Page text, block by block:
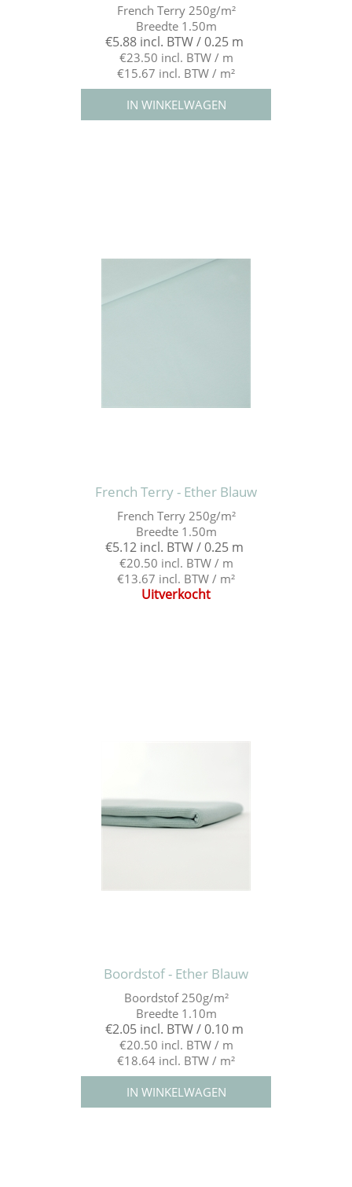
French Terry 250g/m²
Breedte 1.50m
€5.88 incl. BTW / 0.25 m
€23.50 incl. BTW / m
€15.67 incl. BTW / m²
French Terry - Ether Blauw
French Terry 250g/m²
Breedte 1.50m
€5.12 incl. BTW / 0.25 m
€20.50 incl. BTW / m
€13.67 incl. BTW / m²
Uitverkocht
Boordstof - Ether Blauw
Boordstof 250g/m²
Breedte 1.10m
€2.05 incl. BTW / 0.10 m
€20.50 incl. BTW / m
€18.64 incl. BTW / m²